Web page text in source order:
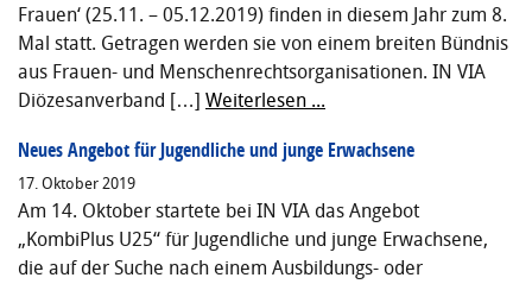
Frauen‘ (25.11. – 05.12.2019) finden in diesem Jahr zum 8.
Mal statt. Getragen werden sie von einem breiten Bündnis
aus Frauen- und Menschenrechtsorganisationen. IN VIA
Diözesanverband […] Weiterlesen ...
Neues Angebot für Jugendliche und junge Erwachsene
17. Oktober 2019
Am 14. Oktober startete bei IN VIA das Angebot
„KombiPlus U25“ für Jugendliche und junge Erwachsene,
die auf der Suche nach einem Ausbildungs- oder